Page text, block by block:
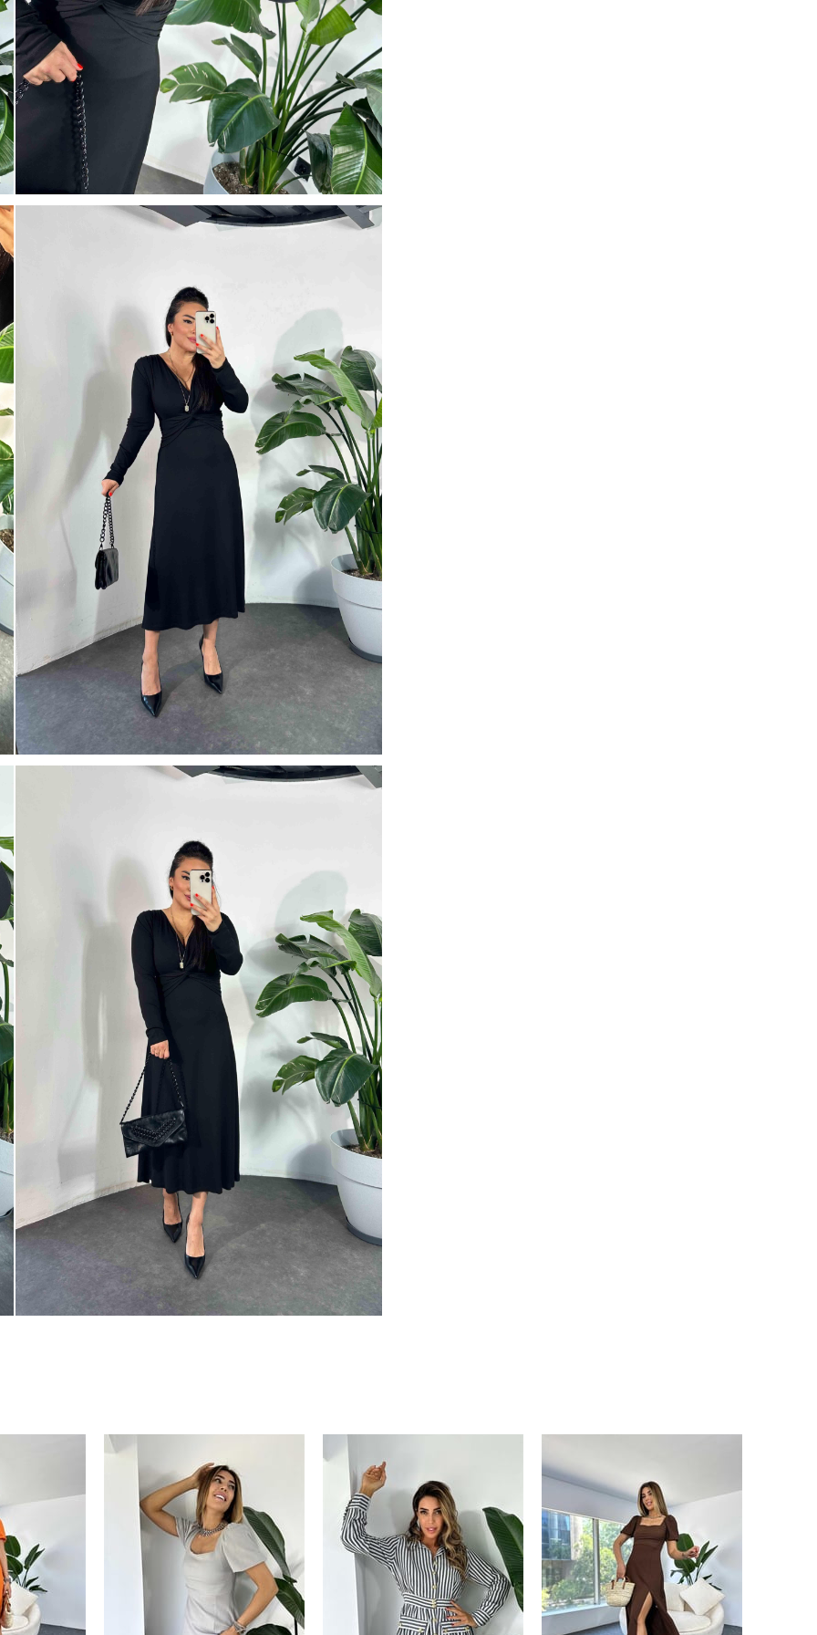
% 10
% 15
% 20
KARGO
250 TL
Tanıtım, pazarlama, reklam ve benzeri amaçlarla
tarafıma ticari elektronik ileti gönderilmesine izin
veriyorum.Elektronik Ticari İleti Aydınlatma Metni
'ni okudum onay veriyorum.
Paylaştığım bilgilerinKVKK kapsamında tarafınızca
korunmasını, sms ve WhatsApp üzerinden
bilgilendirmeleri almayıkabul ediyorum.
Çevir Kazan